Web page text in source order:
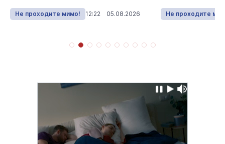
Не проходите мимо! 12:22 05.08.2026 Не проходите